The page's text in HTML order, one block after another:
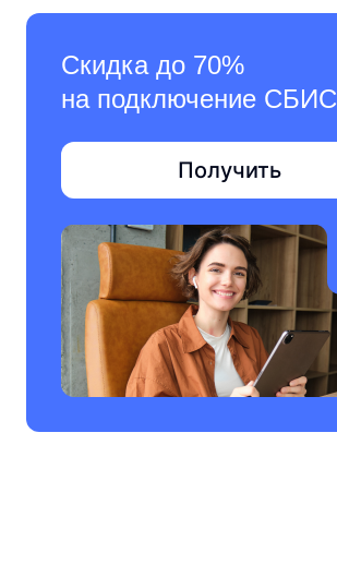
Скидка до 70%
на подключение СБИС
Получить